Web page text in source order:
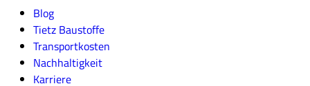
Blog
Tietz Baustoffe
Transportkosten
Nachhaltigkeit
Karriere